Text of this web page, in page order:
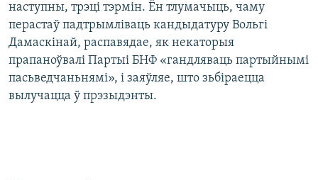
наступны, трэці тэрмін. Ён тлумачыць, чаму
перастаў падтрымліваць кандыдатуру Вольгі
Дамаскінай, распавядае, як некаторыя
прапаноўвалі Партыі БНФ «гандляваць партыйнымі
пасьведчаньнямі», і заяўляе, што зьбіраецца
вылучацца ў прэзыдэнты.